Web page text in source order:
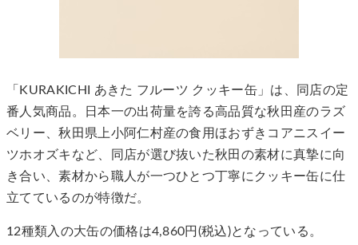
「KURAKICHI あきた フルーツ クッキー缶」は、同店の定
番人気商品。日本一の出荷量を誇る高品質な秋田産のラズ
ベリー、秋田県上小阿仁村産の食用ほおずきコアニスイー
ツホオズキなど、同店が選び抜いた秋田の素材に真摯に向
き合い、素材から職人が一つひとつ丁寧にクッキー缶に仕
立てているのが特徴だ。
12種類入の大缶の価格は4,860円(税込)となっている。